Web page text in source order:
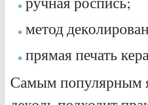
метод
прямая печать
Самым популярным